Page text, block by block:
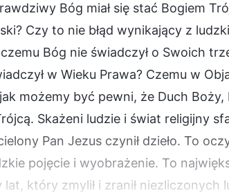
Bóg miał się stać Bogiem
Czy to nie błąd wynikający z
Bóg nie świadczył o Swoich
w Wieku Prawa? Czemu w
możemy być pewni, że Duch
Skażeni ludzie i świat religijny
Pan Jezus czynił dzieło. To
pojęcie i wyobrażenie. To
który zmylił i zranił niezliczonych